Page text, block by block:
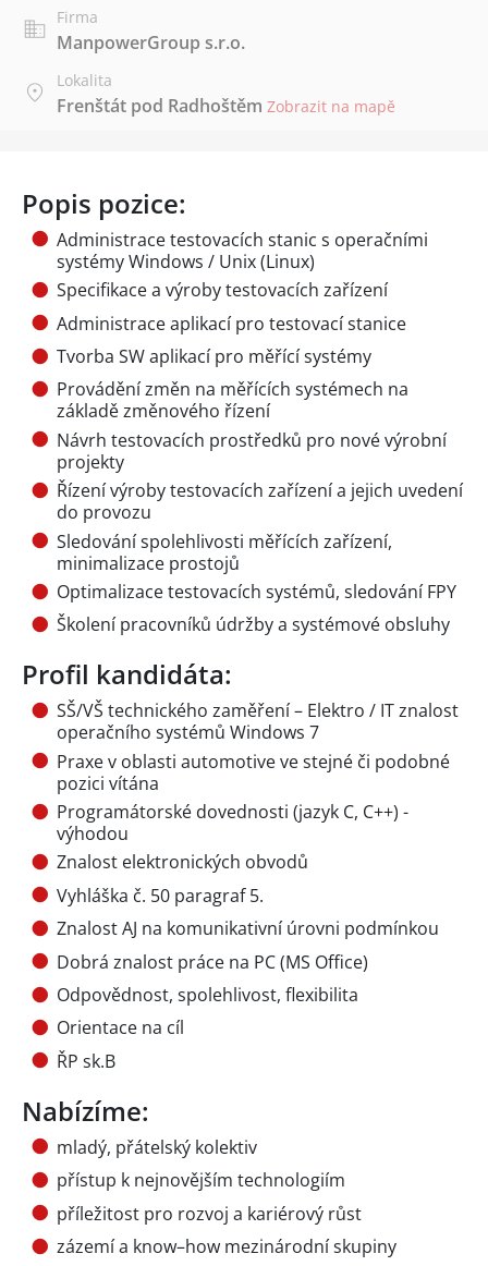
Firma
ManpowerGroup s.r.o.
Lokalita
Frenštát pod Radhoštěm Zobrazit na mapě
Popis pozice:
Administrace testovacích stanic s operačními
systémy Windows / Unix (Linux)
Specifikace a výroby testovacích zařízení
Administrace aplikací pro testovací stanice
Tvorba SW aplikací pro měřící systémy
Provádění změn na měřících systémech na
základě změnového řízení
Návrh testovacích prostředků pro nové výrobní
projekty
Řízení výroby testovacích zařízení a jejich uvedení
do provozu
Sledování spolehlivosti měřících zařízení,
minimalizace prostojů
Optimalizace testovacích systémů, sledování FPY
Školení pracovníků údržby a systémové obsluhy
Profil kandidáta:
SŠ/VŠ technického zaměření – Elektro / IT znalost
operačního systémů Windows 7
Praxe v oblasti automotive ve stejné či podobné
pozici vítána
Programátorské dovednosti (jazyk C, C++) -
výhodou
Znalost elektronických obvodů
Vyhláška č. 50 paragraf 5.
Znalost AJ na komunikativní úrovni podmínkou
Dobrá znalost práce na PC (MS Office)
Odpovědnost, spolehlivost, flexibilita
Orientace na cíl
ŘP sk.B
Nabízíme:
mladý, přátelský kolektiv
přístup k nejnovějším technologiím
příležitost pro rozvoj a kariérový růst
zázemí a know–how mezinárodní skupiny